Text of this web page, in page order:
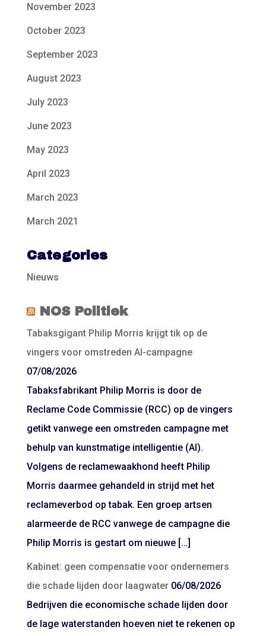
November 2023
October 2023
September 2023
August 2023
July 2023
June 2023
May 2023
April 2023
March 2023
March 2021
Categories
Nieuws
NOS Politiek
Tabaksgigant Philip Morris krijgt tik op de
vingers voor omstreden AI-campagne
07/08/2026
Tabaksfabrikant Philip Morris is door de
Reclame Code Commissie (RCC) op de vingers
getikt vanwege een omstreden campagne met
behulp van kunstmatige intelligentie (AI).
Volgens de reclamewaakhond heeft Philip
Morris daarmee gehandeld in strijd met het
reclameverbod op tabak. Een groep artsen
alarmeerde de RCC vanwege de campagne die
Philip Morris is gestart om nieuwe […]
Kabinet: geen compensatie voor ondernemers
die schade lijden door laagwater 06/08/2026
Bedrijven die economische schade lijden door
de lage waterstanden hoeven niet te rekenen op